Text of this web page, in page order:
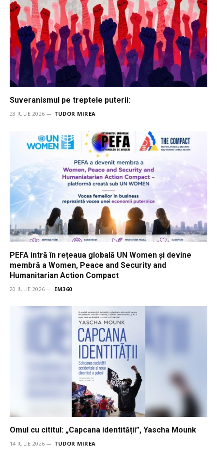
Suveranismul pe treptele puterii:
28 IULIE 2026 TUDOR MIREA
PEFA intră în rețeaua globală UN Women și devine
membră a Women, Peace and Security and
Humanitarian Action Compact
20 IULIE 2026 EM360
Omul cu cititul: „Capcana identității”, Yascha Mounk
14 IULIE 2026 TUDOR MIREA